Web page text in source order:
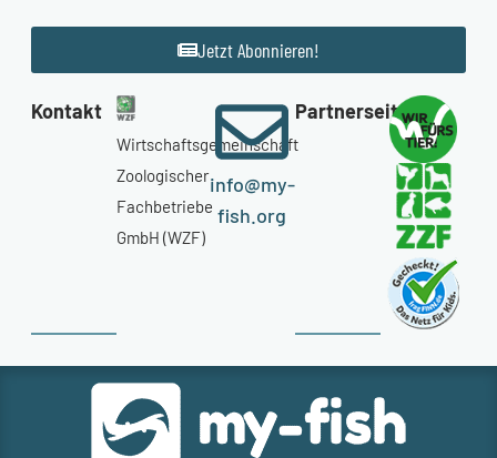
Jetzt Abonnieren!
Kontakt
Wirtschaftsgemeinschaft
Zoologischer
Fachbetriebe
GmbH (WZF)
info@my-
fish.org
Partnerseiten